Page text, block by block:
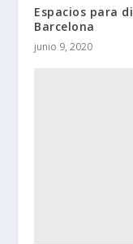
Espacios para
Barcelona
junio 9, 2020